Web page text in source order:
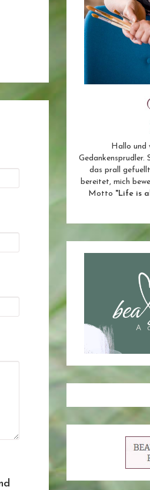
Hallo und
Gedankensprudler.
das prall
bereitet, mich
Motto "Life is